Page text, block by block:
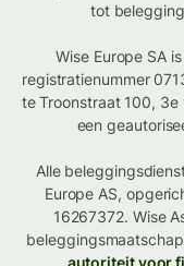
tot
Wise Europe SA
registratienummer
te Troonstraat 100, 3e
een
Alle
Europe AS,
16267372. Wise